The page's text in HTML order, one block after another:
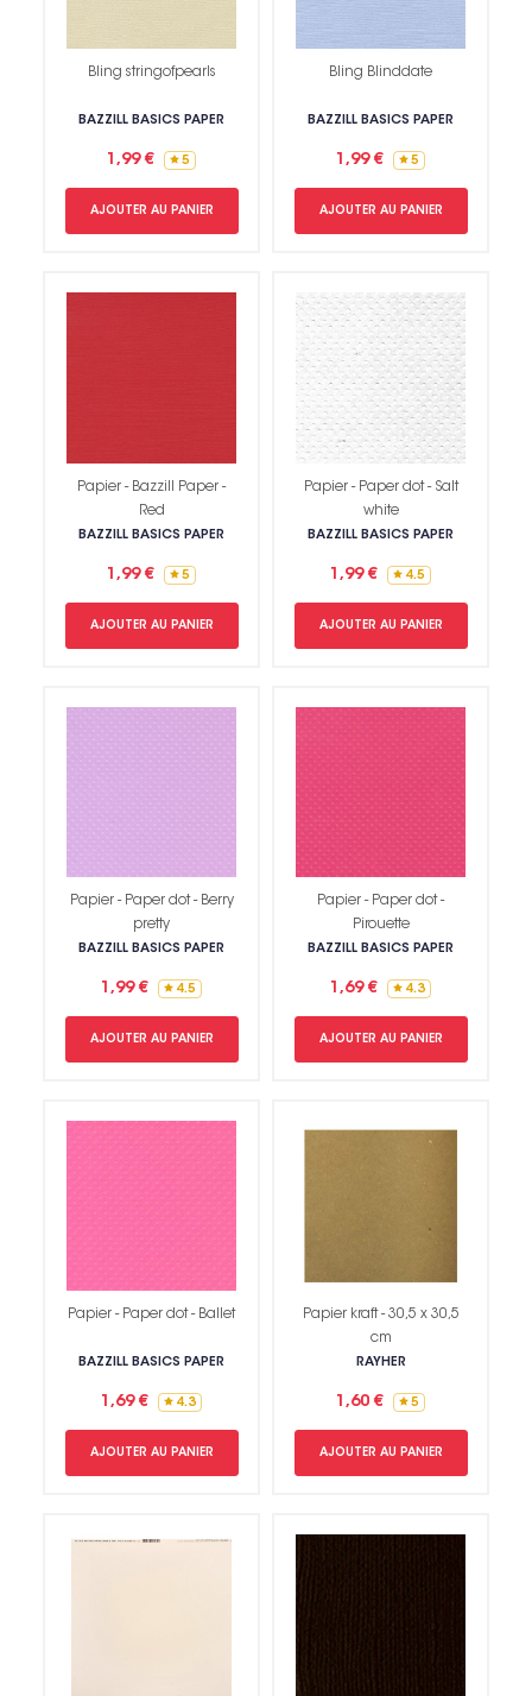
Bling stringofpearls
BAZZILL BASICS PAPER
1,99 € 5
AJOUTER AU PANIER
Bling Blinddate
BAZZILL BASICS PAPER
1,99 € 5
AJOUTER AU PANIER
Papier - Bazzill Paper -
Red
BAZZILL BASICS PAPER
1,99 € 5
AJOUTER AU PANIER
Papier - Paper dot - Salt
white
BAZZILL BASICS PAPER
1,99 € 4.5
AJOUTER AU PANIER
Papier - Paper dot - Berry
pretty
BAZZILL BASICS PAPER
1,99 € 4.5
AJOUTER AU PANIER
Papier - Paper dot -
Pirouette
BAZZILL BASICS PAPER
1,69 € 4.3
AJOUTER AU PANIER
Papier - Paper dot - Ballet
BAZZILL BASICS PAPER
1,69 € 4.3
AJOUTER AU PANIER
Papier kraft - 30,5 x 30,5
cm
RAYHER
1,60 € 5
AJOUTER AU PANIER